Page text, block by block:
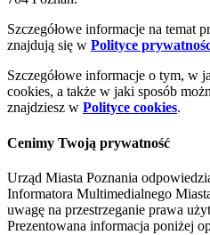
Szczegółowe informacje na temat
znajdują się w Polityce
Szczegółowe informacje o tym, w
cookies, a także w jaki sposób
znajdziesz w Polityce cookies.
Cenimy Twoją prywatność
Urząd Miasta Poznania
Informatora Multimedialnego
uwagę na przestrzeganie prawa
Prezentowana informacja poniżej